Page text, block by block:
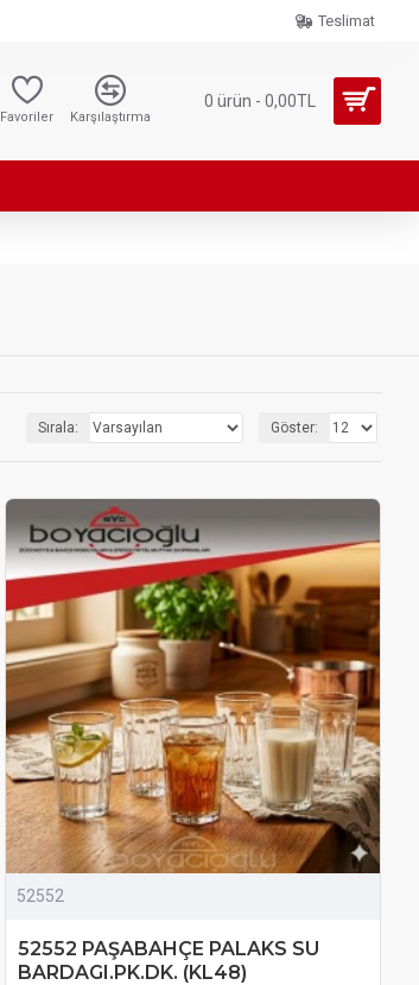
Teslimat
Favoriler Karşılaştırma
0 ürün - 0,00TL
Sırala: Göster:
52552
52552 PAŞABAHÇE PALAKS SU
BARDAGI.PK.DK. (KL48)